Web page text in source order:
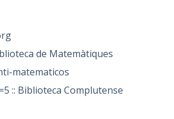
de Matemàtiques
matematicos
:: Biblioteca Complutense